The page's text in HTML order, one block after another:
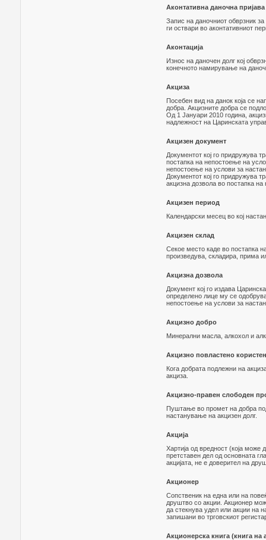
Аконтативна даночна пријава
Запис на даночниот обврзник
ги оствари во аконтативниот
Аконтација
Износ на даночен долг кој
конечното намирување на
Акциза
Посебен вид на данок која се
добра. Акцизните добра се
Од 1 Јануари 2010 година,
надлежност на Царинската
Акцизен документ
Документот кој го придружува
постапка на непостоење на
непостоење на услови за
Документот кој го придружува
акцизна дозвола во постапка
Акцизен период
Календарски месец во кој
Акцизен склад
Секое место каде во постапка
произведува, складира, прима
Акцизна дозвола
Документ кој го издава
определено лице му се
непостоење на услови за
Акцизно добро
Минерални масла, алкохол и
Акцизно повластено
Кога добрата подлежни на
акциза.
Акцизно-правен слободен
Пуштање во промет на добра
настанување на акцизен долг.
Акција
Хартија од вредност (која може
претставен дел од основната
акцијата, не е доверител на
Акционер
Сопственик на една или на
друштво со акции. Акционер
да стекнува удел или акции на
запишани во трговскиот
Акционерска книга (книга на